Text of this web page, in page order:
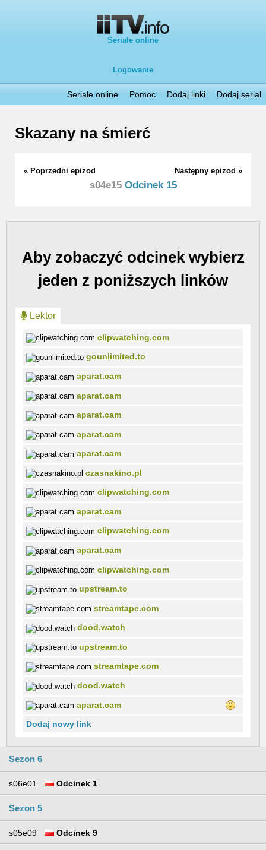
Seriale online
Logowanie
Seriale online Pomoc Dodaj linki Dodaj serial
Skazany na śmierć
« Poprzedni epizod Następny epizod »
s04e15Odcinek 15
Aby zobaczyć odcinek wybierz
jeden z poniższych linków
Lektor
clipwatching.com
gounlimited.to
aparat.cam
aparat.cam
aparat.cam
aparat.cam
aparat.cam
czasnakino.pl
clipwatching.com
aparat.cam
clipwatching.com
aparat.cam
clipwatching.com
upstream.to
streamtape.com
dood.watch
upstream.to
streamtape.com
dood.watch
aparat.cam
Dodaj nowy link
Sezon 6
s06e01 Odcinek 1
Sezon 5
s05e09 Odcinek 9